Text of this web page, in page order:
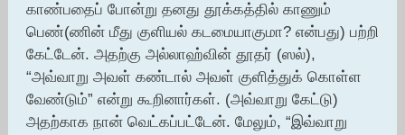
காண்பதைப் போன்று தனது தூக்கத்தில் காணும்
பெண்(ணின் மீது குளியல் கடமையாகுமா? என்பது) பற்றி
கேட்டேன். அதற்கு அல்லாஹ்வின் தூதர் (ஸல்),
“அவ்வாறு அவள் கண்டால் அவள் குளித்துக் கொள்ள
வேண்டும்” என்று கூறினார்கள். (அவ்வாறு கேட்டு)
அதற்காக நான் வெட்கப்பட்டேன். மேலும், “இவ்வாறு